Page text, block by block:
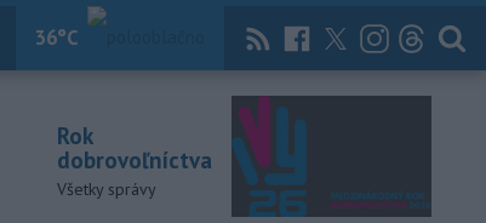
36°C
Knihy Magazín News Now Archív
Rok
dobrovoľníctva
Všetky správy